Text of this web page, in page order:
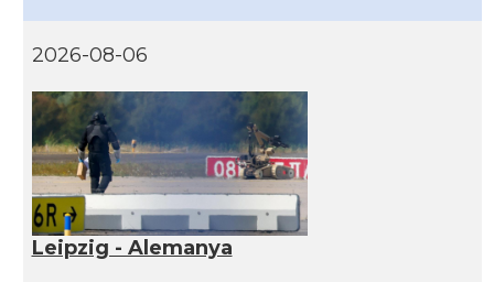
2026-08-06
Leipzig - Alemanya